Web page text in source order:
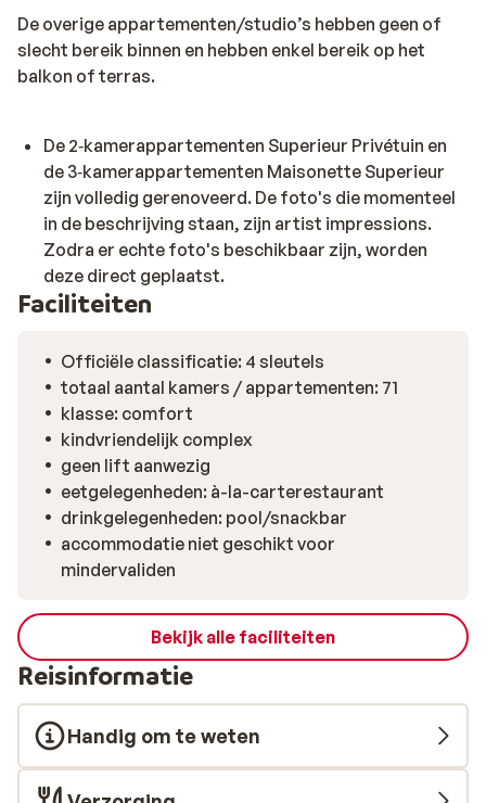
De overige appartementen/studio’s hebben geen of
slecht bereik binnen en hebben enkel bereik op het
balkon of terras.
De 2‑kamerappartementen Superieur Privétuin en
de 3‑kamerappartementen Maisonette Superieur
zijn volledig gerenoveerd. De foto's die momenteel
in de beschrijving staan, zijn artist impressions.
Zodra er echte foto's beschikbaar zijn, worden
deze direct geplaatst.
Faciliteiten
Officiële classificatie: 4 sleutels
totaal aantal kamers / appartementen: 71
klasse: comfort
kindvriendelijk complex
geen lift aanwezig
eetgelegenheden: à-la-carterestaurant
drinkgelegenheden: pool/snackbar
accommodatie niet geschikt voor
mindervaliden
Bekijk alle faciliteiten
Reisinformatie
Handig om te weten